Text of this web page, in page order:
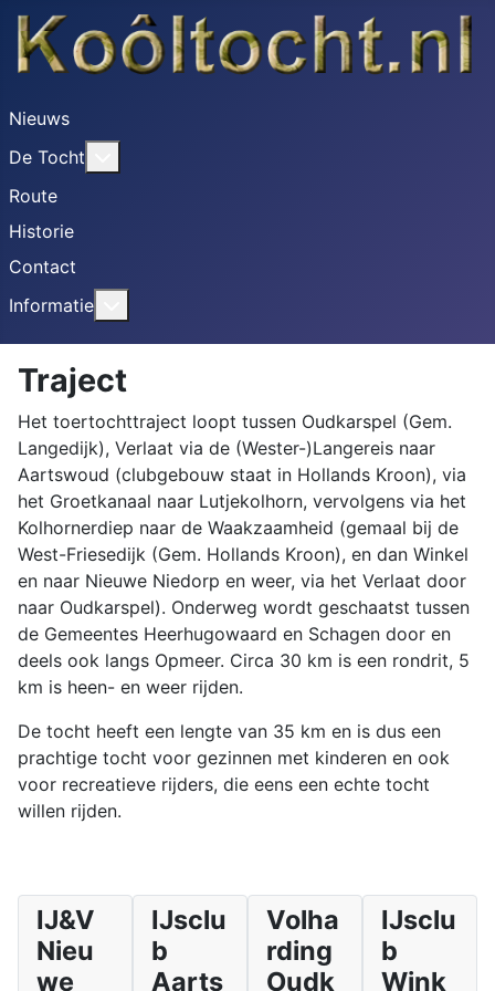
Nieuws
De Tocht
Route
Historie
Contact
Informatie
Traject
Het toertochttraject loopt tussen Oudkarspel (Gem.
Langedijk), Verlaat via de (Wester-)Langereis naar
Aartswoud (clubgebouw staat in Hollands Kroon), via
het Groetkanaal naar Lutjekolhorn, vervolgens via het
Kolhornerdiep naar de Waakzaamheid (gemaal bij de
West-Friesedijk (Gem. Hollands Kroon), en dan Winkel
en naar Nieuwe Niedorp en weer, via het Verlaat door
naar Oudkarspel). Onderweg wordt geschaatst tussen
de Gemeentes Heerhugowaard en Schagen door en
deels ook langs Opmeer. Circa 30 km is een rondrit, 5
km is heen- en weer rijden.
De tocht heeft een lengte van 35 km en is dus een
prachtige tocht voor gezinnen met kinderen en ook
voor recreatieve rijders, die eens een echte tocht
willen rijden.
IJ&V
Nieu
we
IJsclu
b
Aarts
Volha
rding
Oudk
IJsclu
b
Wink